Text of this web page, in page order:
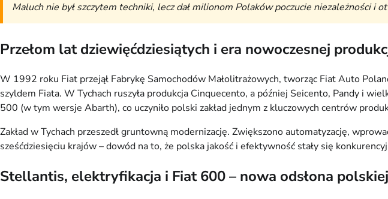
Maluch nie był szczytem techniki, lecz dał milionom Polaków poczucie niezależności i
Przełom lat dziewięćdziesiątych i era nowoczesnej
W 1992 roku Fiat przejął Fabrykę Samochodów Małolitrażowych, tworząc Fiat Auto
szyldem Fiata. W Tychach ruszyła produkcja Cinquecento, a później Seicento, Pandy i
500 (w tym wersje Abarth), co uczyniło polski zakład jednym z kluczowych centrów
Zakład w Tychach przeszedł gruntowną modernizację. Zwiększono automatyzację,
sześćdziesięciu krajów – dowód na to, że polska jakość i efektywność stały się
Stellantis, elektryfikacja i Fiat 600 – nowa odsłona